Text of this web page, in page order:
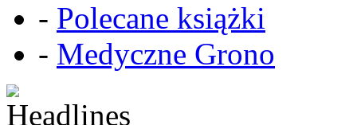
- Polecane książki
- Medyczne Grono